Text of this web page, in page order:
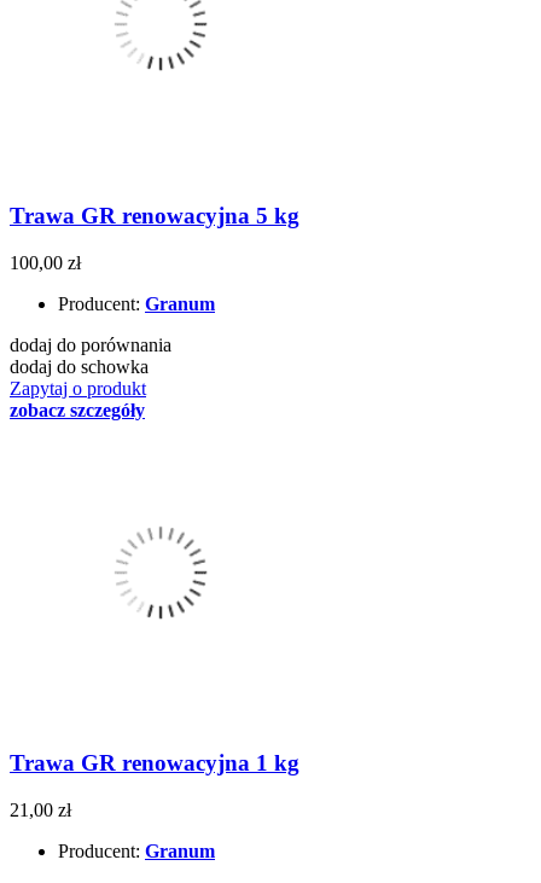
Trawa GR renowacyjna 5 kg
100,00 zł
Producent: Granum
dodaj do porównania
dodaj do schowka
Zapytaj o produkt
zobacz szczegóły
Trawa GR renowacyjna 1 kg
21,00 zł
Producent: Granum